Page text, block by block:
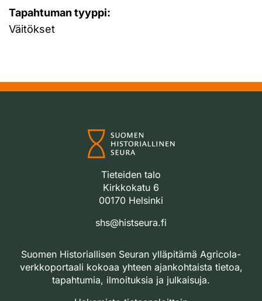
Tapahtuman tyyppi:
Väitökset
Tieteiden talo
Kirkkokatu 6
00170 Helsinki
shs@histseura.fi
Suomen Historiallisen Seuran ylläpitämä Agricola-
verkkoportaali kokoaa yhteen ajankohtaista tietoa,
tapahtumia, ilmoituksia ja julkaisuja.